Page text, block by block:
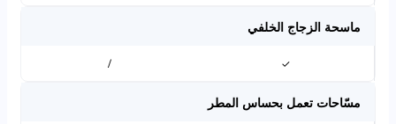
ماسحة الزجاج الخلفي
✓
/
مسّاحات تعمل بحساس المطر